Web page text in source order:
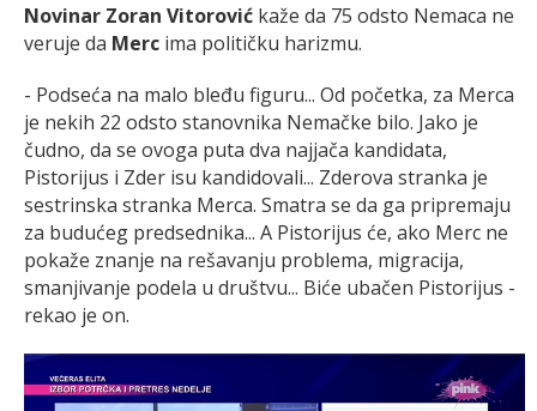
Novinar Zoran Vitorović kaže da 75 odsto Nemaca ne
veruje da Merc ima političku harizmu.
- Podseća na malo bleđu figuru... Od početka, za Merca
je nekih 22 odsto stanovnika Nemačke bilo. Jako je
čudno, da se ovoga puta dva najjača kandidata,
Pistorijus i Zder isu kandidovali... Zderova stranka je
sestrinska stranka Merca. Smatra se da ga pripremaju
za budućeg predsednika... A Pistorijus će, ako Merc ne
pokaže znanje na rešavanju problema, migracija,
smanjivanje podela u društvu... Biće ubačen Pistorijus -
rekao je on.